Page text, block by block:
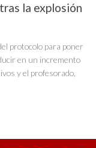
la explosión
protocolo para poner
en un incremento
y el profesorado,